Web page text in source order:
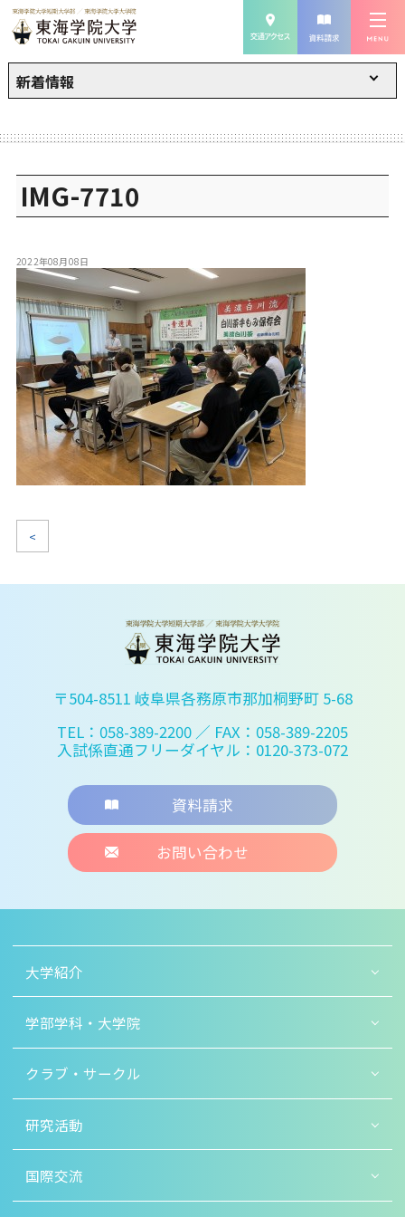
新着情報
IMG-7710
2022年08月08日
<
〒504-8511 岐阜県各務原市那加桐野町 5-68
TEL：058-389-2200 ／ FAX：058-389-2205
入試係直通フリーダイヤル：0120-373-072
資料請求
お問い合わせ
大学紹介
学部学科・大学院
クラブ・サークル
研究活動
国際交流